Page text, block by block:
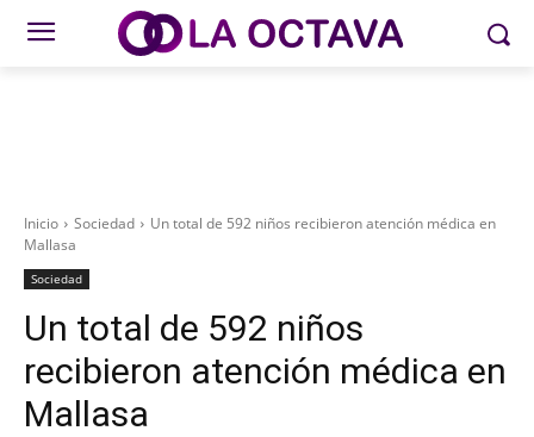
Inicio Sociedad
Un total de 592 niños recibieron atención médica en
Mallasa
Sociedad
Un total de 592 niños
recibieron atención médica en
Mallasa